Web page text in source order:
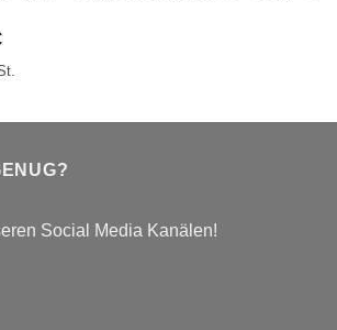
Social Media Kanälen!